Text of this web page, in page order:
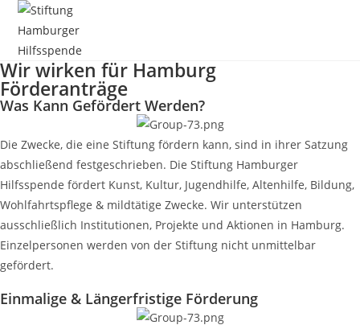
Zum
Inhalt
springen
Wir wirken für Hamburg
Förderanträge
Was Kann Gefördert Werden?
Die Zwecke, die eine Stiftung fördern kann, sind in ihrer Satzung
abschließend festgeschrieben. Die Stiftung Hamburger
Hilfsspende fördert Kunst, Kultur, Jugendhilfe, Altenhilfe, Bildung,
Wohlfahrtspflege & mildtätige Zwecke. Wir unterstützen
ausschließlich Institutionen, Projekte und Aktionen in Hamburg.
Einzelpersonen werden von der Stiftung nicht unmittelbar
gefördert.
Einmalige & Längerfristige Förderung